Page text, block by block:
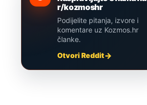
r/kozmoshr
Podijelite pitanja, izvore i
komentare uz Kozmos.hr
članke.
Otvori Reddit